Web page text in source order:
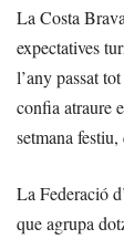
La Costa
expectatives
l’any passat
confia atraure
setmana
La Federació
que agrupa